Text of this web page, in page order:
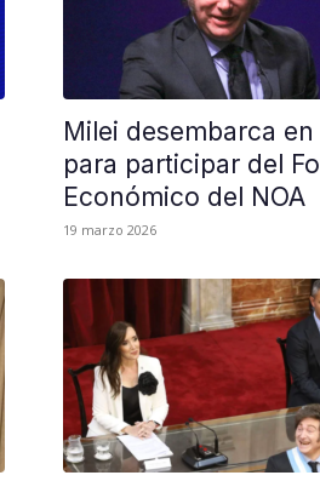
Milei desembarca
para participar del
Económico del NOA
19 marzo 2026